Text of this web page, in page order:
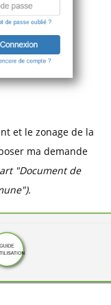
et le zonage de la
ma demande
"Document de